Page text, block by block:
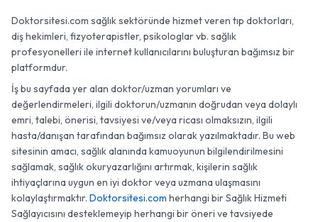
Doktorsitesi.com sağlık sektöründe hizmet veren tıp doktorları,
diş hekimleri, fizyoterapistler, psikologlar vb. sağlık
profesyonelleri ile internet kullanıcılarını buluşturan bağımsız bir
platformdur.
İş bu sayfada yer alan doktor/uzman yorumları ve
değerlendirmeleri, ilgili doktorun/uzmanın doğrudan veya dolaylı
emri, talebi, önerisi, tavsiyesi ve/veya ricası olmaksızın, ilgili
hasta/danışan tarafından bağımsız olarak yazılmaktadır. Bu web
sitesinin amacı, sağlık alanında kamuoyunun bilgilendirilmesini
sağlamak, sağlık okuryazarlığını artırmak, kişilerin sağlık
ihtiyaçlarına uygun en iyi doktor veya uzmana ulaşmasını
kolaylaştırmaktır. Doktorsitesi.com herhangi bir Sağlık Hizmeti
Sağlayıcısını desteklemeyip herhangi bir öneri ve tavsiyede